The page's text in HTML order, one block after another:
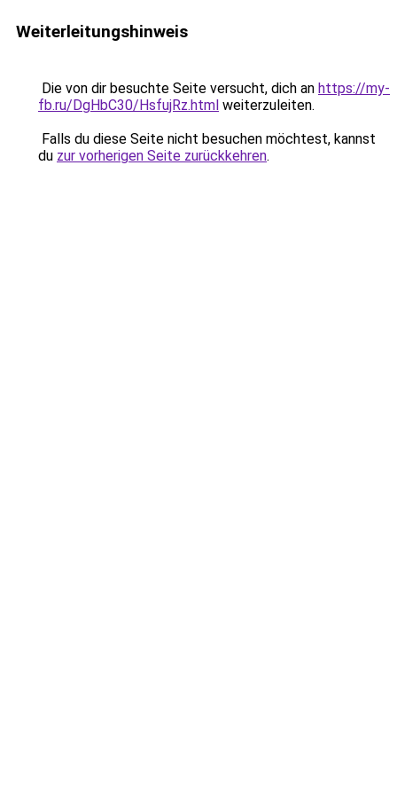
Weiterleitungshinweis
Die von dir besuchte Seite versucht, dich an https://my-
fb.ru/DgHbC30/HsfujRz.html weiterzuleiten.
Falls du diese Seite nicht besuchen möchtest, kannst
du zur vorherigen Seite zurückkehren.